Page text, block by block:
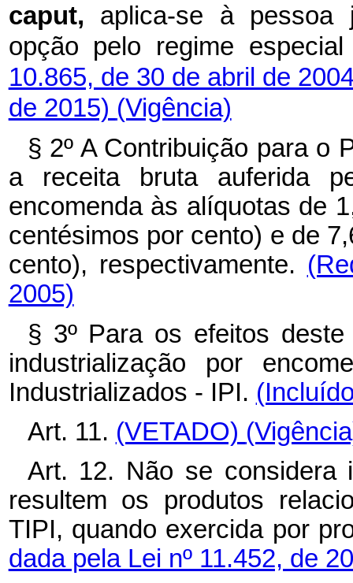
caput, aplica-se à pessoa
opção pelo regime
10.865, de 30 de abril de
de 2015) (Vigência)
§ 2º A Contribuição para o
a receita bruta auferida
encomenda às alíquotas de
centésimos por cento) e de
cento), respectivamente.
2005)
§ 3º Para os efeitos
industrialização por
Industrializados - IPI.
Art. 11. (VETADO)
Art. 12. Não se considera
resultem os produtos
TIPI, quando exercida por
dada pela Lei nº 11.452, de